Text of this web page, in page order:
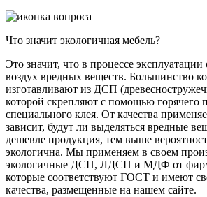
Что значит экологичная мебель?
Это значит, что в процессе эксплуатации
воздух вредных веществ. Большинство
изготавливают из ДСП
которой скрепляют с помощью горячего
специального клея. От качества
зависит, будут ли выделяться вредные
дешевле продукция, тем выше
экологична. Мы применяем в своем
экологичные ДСП, ЛДСП и МДФ от фирм
которые соответствуют ГОСТ и имеют
качества, размещенные на нашем сайте.